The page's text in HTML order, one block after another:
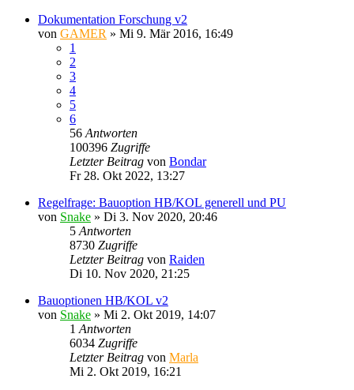
Dokumentation Forschung v2
von GAMER » Mi 9. Mär 2016, 16:49
1
2
3
4
5
6
56 Antworten
100396 Zugriffe
Letzter Beitrag von Bondar
Fr 28. Okt 2022, 13:27
Regelfrage: Bauoption HB/KOL generell und PU
von Snake » Di 3. Nov 2020, 20:46
5 Antworten
8730 Zugriffe
Letzter Beitrag von Raiden
Di 10. Nov 2020, 21:25
Bauoptionen HB/KOL v2
von Snake » Mi 2. Okt 2019, 14:07
1 Antworten
6034 Zugriffe
Letzter Beitrag von Marla
Mi 2. Okt 2019, 16:21